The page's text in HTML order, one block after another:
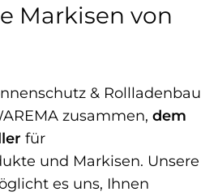
Markisen von
& Rollladenbau
zusammen, dem
für
und Markisen. Unsere
es uns, Ihnen